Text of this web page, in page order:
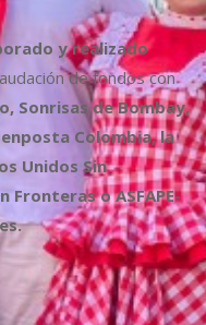
y realizado
de fondos con
Sonrisas de Bombay,
Colombia, la
Unidos Sin
Fronteras o ASFAPE-